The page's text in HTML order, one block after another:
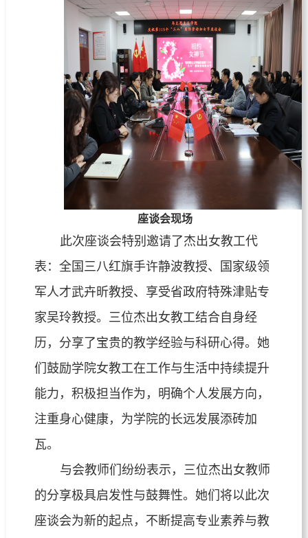
座谈会现场
此次座谈会特别邀请了杰出女教工代
表：全国三八红旗手许静波教授、国家级领
军人才武卉昕教授、享受省政府特殊津贴专
家吴玲教授。三位杰出女教工结合自身经
历，分享了宝贵的教学经验与科研心得。她
们鼓励学院女教工在工作与生活中持续提升
能力，积极担当作为，明确个人发展方向，
注重身心健康，为学院的长远发展添砖加
瓦。
与会教师们纷纷表示，三位杰出女教师
的分享极具启发性与鼓舞性。她们将以此次
座谈会为新的起点，不断提高专业素养与教